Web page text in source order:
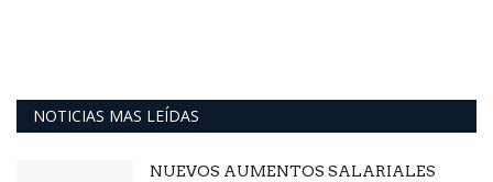
NOTICIAS MAS LEÍDAS
NUEVOS AUMENTOS SALARIALES